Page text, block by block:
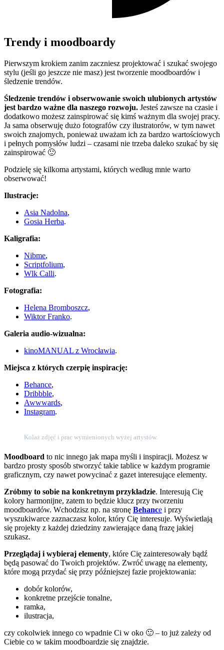
Trendy i moodboardy
Pierwszym krokiem zanim zaczniesz projektować i szukać swojego
stylu (jeśli go jeszcze nie masz) jest tworzenie moodboardów i
śledzenie trendów.
Śledzenie trendów i obserwowanie swoich ulubionych artystów
jest bardzo ważne dla naszego rozwoju. Jesteś zawsze na czasie i
dodatkowo możesz zainspirować się kimś ważnym dla swojej pracy.
Ja sama obserwuję dużo fotografów czy ilustratorów, w tym nawet
swoich znajomych, ponieważ uważam ich za bardzo wartościowych
i pełnych pomysłów ludzi – czasami nie trzeba daleko szukać by się
zainspirować 🙂
Podzielę się kilkoma artystami, których według mnie warto
obserwować!
Ilustracje:
Asia Nadolna,
Gosia Herba.
Kaligrafia:
Nibme,
Scriptfolium,
Wlk Calli.
Fotografia:
Helena Bromboszcz,
Wiktor Franko.
Galeria audio-wizualna:
kinoMANUAL z Wrocławia.
Miejsca z których czerpię inspirację:
Behance,
Dribbble,
Awwwards,
Instagram.
Kolaż zdjęć i prac wymienionych wyżej artystów.
Moodboard to nic innego jak mapa myśli i inspiracji. Możesz w
bardzo prosty sposób stworzyć takie tablice w każdym programie
graficznym, czy nawet powycinać z gazet interesujące elementy.
Zróbmy to sobie na konkretnym przykładzie. Interesują Cię
kolory harmonijne, zatem to będzie klucz przy tworzeniu
moodboardów. Wchodzisz np. na stronę Behance i przy
wyszukiwarce zaznaczasz kolor, który Cię interesuje. Wyświetlają
się projekty z każdej dziedziny zawierające daną frazę jakiej
szukasz.
Przeglądaj i wybieraj elementy, które Cię zainteresowały bądź
będą pasować do Twoich projektów. Zwróć uwagę na elementy,
które mogą przydać się przy późniejszej fazie projektowania:
dobór kolorów,
konkretne przejście tonalne,
ramka,
ilustracja,
czy cokolwiek innego co wpadnie Ci w oko 🙂 – to już zależy od
Ciebie co w takim moodboardzie się znajdzie.